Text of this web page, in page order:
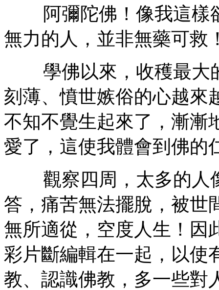
阿彌陀佛！像我這樣
無力的人，並非無藥可救
學佛以來，收穫最大
刻薄、憤世嫉俗的心越來
不知不覺生起來了，漸漸
愛了，這使我體會到佛的
觀察四周，太多的人
答，痛苦無法擺脫，被世
無所適從，空度人生！因
彩片斷編輯在一起，以使
教、認識佛教，多一些對